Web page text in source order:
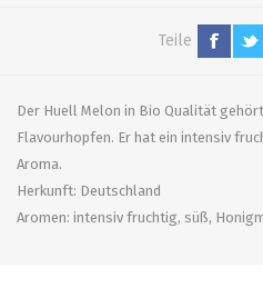
Teile
Der Huell Melon in Bio Qualität
Flavourhopfen. Er hat ein intensiv
Aroma.
Herkunft: Deutschland
Aromen: intensiv fruchtig, süß,